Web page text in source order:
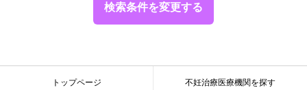
検索条件を変更する
トップページ 不妊治療医療機関を探す